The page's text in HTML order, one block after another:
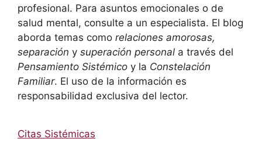
profesional. Para asuntos emocionales o de
salud mental, consulte a un especialista. El blog
aborda temas como relaciones amorosas,
separación y superación personal a través del
Pensamiento Sistémico y la Constelación
Familiar. El uso de la información es
responsabilidad exclusiva del lector.
Citas Sistémicas